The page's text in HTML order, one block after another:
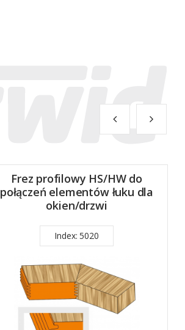
Frez profilowy HS/HW do
połączeń elementów łuku dla
okien/drzwi
Index: 5020